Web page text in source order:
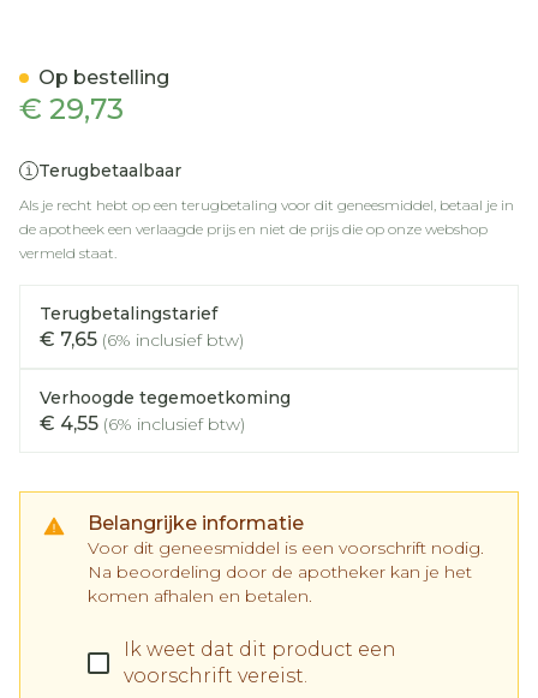
€ 29,73
Terugbetaalbaar
Als je recht hebt op een terugbetaling voor dit geneesmiddel, betaal je in
de apotheek een verlaagde prijs en niet de prijs die op onze webshop
vermeld staat.
Terugbetalingstarief
€ 7,65 (6% inclusief btw)
Verhoogde tegemoetkoming
€ 4,55 (6% inclusief btw)
Belangrijke informatie
Voor dit geneesmiddel is een voorschrift nodig.
Na beoordeling door de apotheker kan je het
komen afhalen en betalen.
Ik weet dat dit product een
voorschrift vereist.
Op bestelling